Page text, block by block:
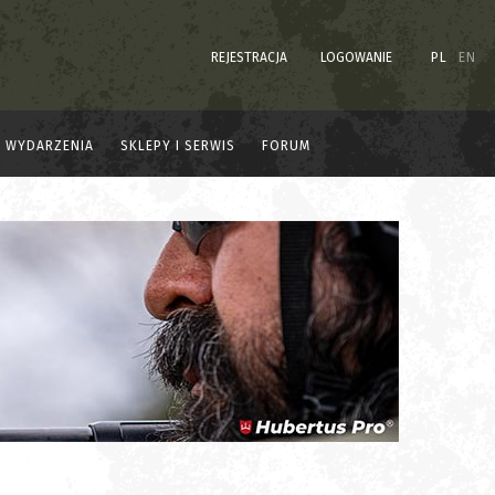
REJESTRACJA LOGOWANIE PL EN
WYDARZENIA SKLEPY I SERWIS FORUM